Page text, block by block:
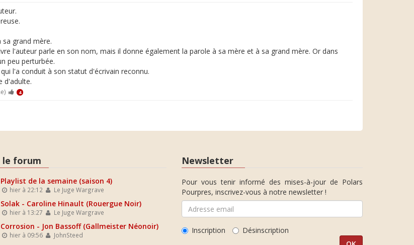
grand mère.
l'auteur parle en son nom, mais il donne également la parole à sa mère et à sa grand mère. Or dans
peu perturbée.
l'a conduit à son statut d'écrivain reconnu.
d'adulte.
4
le forum
Playlist de la semaine (saison 4)
hier à 22:12 Le Juge Wargrave
Solak - Caroline Hinault (Rouergue Noir)
hier à 13:27 Le Juge Wargrave
Corrosion - Jon Bassoff (Gallmeister Néonoir)
hier à 09:56 JohnSteed
Newsletter
Pour vous tenir informé des mises-à-jour de Polars
Pourpres, inscrivez-vous à notre newsletter !
Inscription Désinscription